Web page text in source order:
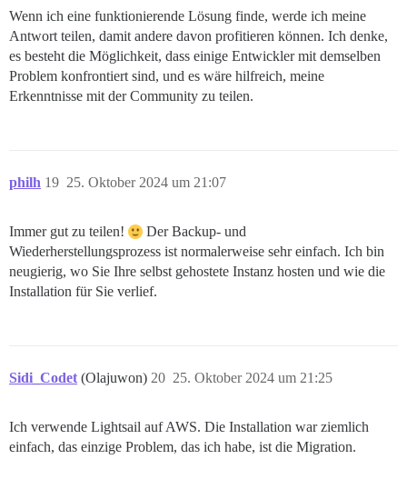
Wenn ich eine funktionierende Lösung finde, werde ich meine
Antwort teilen, damit andere davon profitieren können. Ich denke,
es besteht die Möglichkeit, dass einige Entwickler mit demselben
Problem konfrontiert sind, und es wäre hilfreich, meine
Erkenntnisse mit der Community zu teilen.
philh 25. Oktober 2024 um 21:07
19
Immer gut zu teilen!
Der Backup- und
Wiederherstellungsprozess ist normalerweise sehr einfach. Ich bin
neugierig, wo Sie Ihre selbst gehostete Instanz hosten und wie die
Installation für Sie verlief.
Sidi_Codet (Olajuwon) 25. Oktober 2024 um 21:25
20
Ich verwende Lightsail auf AWS. Die Installation war ziemlich
einfach, das einzige Problem, das ich habe, ist die Migration.